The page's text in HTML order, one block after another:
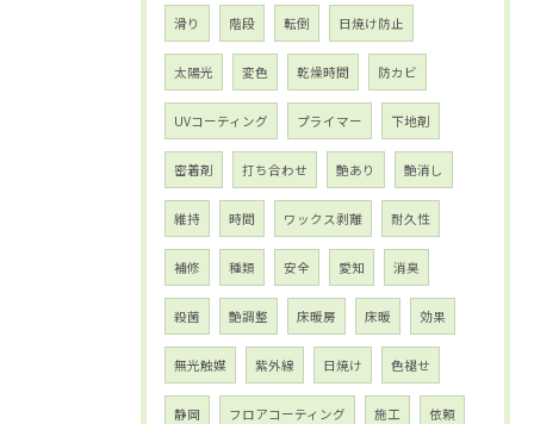
滑り 階段 転倒 日焼け防止
太陽光 変色 乾燥時間 防カビ
UVコーティング プライマー 下地剤
密着剤 打ち合わせ 艶あり 艶消し
維持 時間 ワックス剥離 耐久性
補修 種類 安全 愛知 消臭
殺菌 艶調整 床暖房 床暖 効果
無光触媒 紫外線 日焼け 色褪せ
静岡 フロアコーティング 施工 依頼